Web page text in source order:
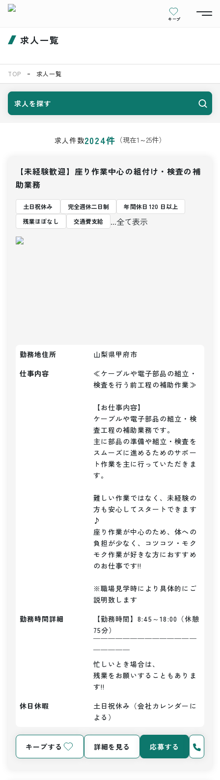
キープ
求人一覧
TOP 求人一覧
求人を探す
求人件数2024件 （現在1 ～25件）
【未経験歓迎】座り作業中心の組付け・検査の補
助業務
土日祝休み 完全週休二日制
年間休日 120 日以上
残業ほぼなし
交通費支給 ...全て表示
勤務地住所
山梨県甲府市
仕事内容
≪ケーブルや電子部品の組立・
検査を行う前工程の補助作業≫
【お仕事内容】
ケーブルや電子部品の組立・検
査工程の補助業務です。
主に部品の準備や組立・検査を
スムーズに進めるためのサポー
ト作業を主に行っていただきま
す。
難しい作業ではなく、未経験の
方も安心してスタートできます
♪
座り作業が中心のため、体への
負担が少なく、コツコツ・モク
モク作業が好きな方におすすめ
のお仕事です!!
※職場見学時により具体的にご
説明致します
勤務時間詳細
【勤務時間】8:45～18:00（休憩
75分）
￣￣￣￣￣￣￣￣￣￣￣￣￣￣
￣￣￣￣￣
忙しいとき場合は、
残業をお願いすることもありま
す!!
休日休暇
土日祝休み（会社カレンダーに
よる）
キープする 詳細を見る 応募する